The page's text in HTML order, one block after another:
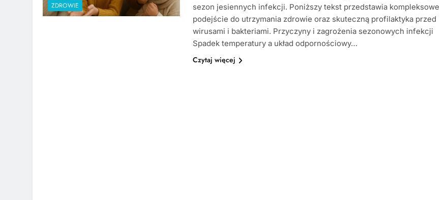
ZDROWIE
sezon jesiennych infekcji. Poniższy tekst przedstawia kompleksowe
podejście do utrzymania zdrowie oraz skuteczną profilaktyka przed
wirusami i bakteriami. Przyczyny i zagrożenia sezonowych infekcji
Spadek temperatury a układ odpornościowy…
Czytaj więcej